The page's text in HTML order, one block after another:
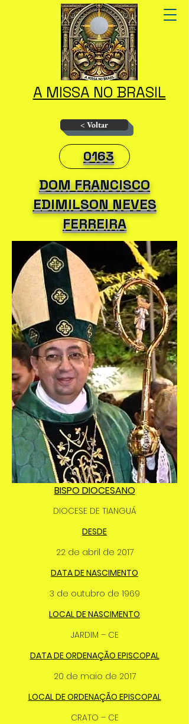
A MISSA NO BRASIL
< Voltar
0163
DOM FRANCISCO
EDIMILSON NEVES
FERREIRA
BISPO DIOCESANO
DIOCESE DE TIANGUÁ
DESDE
22 de abril de 2017
DATA DE NASCIMENTO
3 de outubro de 1969
LOCAL DE NASCIMENTO
JARDIM – CE
DATA DE ORDENAÇÃO EPISCOPAL
20 de maio de 2017
LOCAL DE ORDENAÇÃO EPISCOPAL
CRATO – CE